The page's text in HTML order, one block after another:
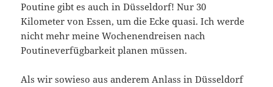
Poutine gibt es auch in Düsseldorf! Nur 30
Kilometer von Essen, um die Ecke quasi. Ich werde
nicht mehr meine Wochenendreisen nach
Poutineverfügbarkeit planen müssen.
Als wir sowieso aus anderem Anlass in Düsseldorf